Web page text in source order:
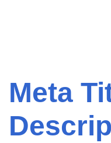
Meta